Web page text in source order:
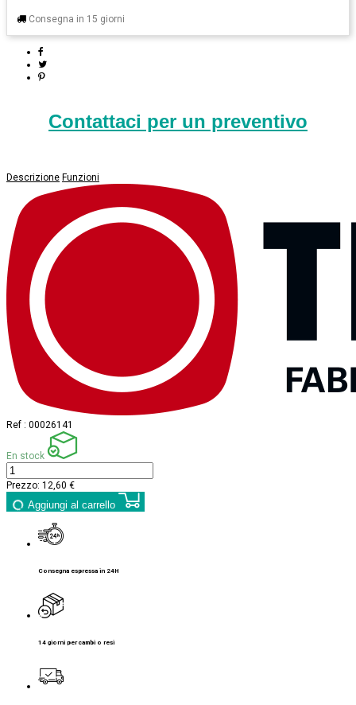
Consegna in 15 giorni
Contattaci per un preventivo
Descrizione Funzioni
Ref : 00026141
En stock
Prezzo: 12,60 €
Aggiungi al carrello
Consegna espressa in 24H
14 giorni per cambi o resi